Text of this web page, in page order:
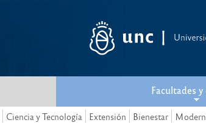
Facultades y
Ciencia y Tecnología Extensión Bienestar